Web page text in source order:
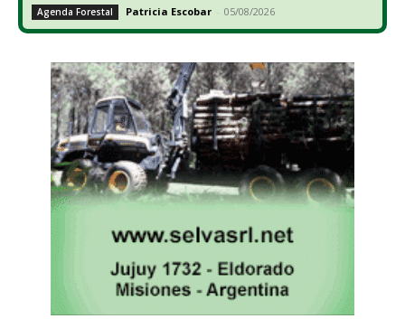
Agenda Forestal Patricia Escobar - 05/08/2026